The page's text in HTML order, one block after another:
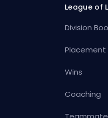
League of
Division
Placement
Wins
Coaching